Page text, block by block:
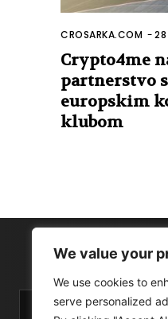
We value your
We use cookies to
serve personalized
CROSARKA.COM -
Crypto4me
partnerstvo
europskim
klubom